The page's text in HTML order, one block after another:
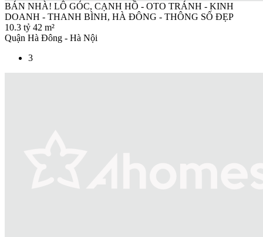
BÁN NHÀ! LÔ GÓC, CẠNH HỒ - OTO TRÁNH - KINH
DOANH - THANH BÌNH, HÀ ĐÔNG - THÔNG SỐ ĐẸP
10.3 tỷ 42 m²
Quận Hà Đông - Hà Nội
3